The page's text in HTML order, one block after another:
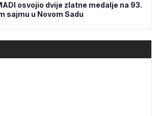
osvojio dvije zlatne medalje na 93.
sajmu u Novom Sadu